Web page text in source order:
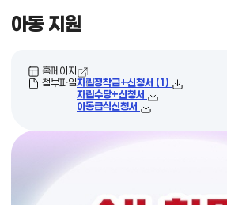
아동 지원
홈페이지
첨부파일자립정착금+신청서 (1)
자립수당+신청서
아동급식신청서